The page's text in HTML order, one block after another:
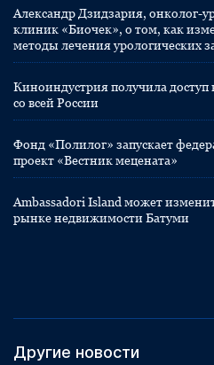
Александр Дзидзария, онколог-
клиник «Биочек», о том, как
методы лечения урологических
Киноиндустрия получила
со всей России
Фонд «Полилог» запускает
проект «Вестник мецената»
Ambassadori Island может
рынке недвижимости Батуми
Другие новости